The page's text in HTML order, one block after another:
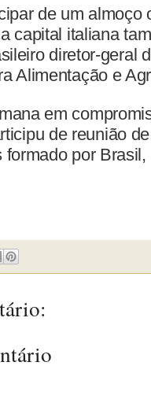
de um almoço
capital italiana
diretor-geral
Alimentação e
em
de reunião
formado por